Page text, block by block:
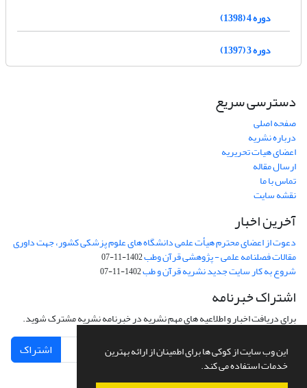
این وب سایت از کوکی ها برای اطمینان از ارائه بهترین
خدمات استفاده می کند.
دوره 4 (1398)
دوره 3 (1397)
دسترسی سریع
صفحه اصلی
درباره نشریه
اعضای هیات تحریریه
ارسال مقاله
تماس با ما
نقشه سایت
آخرین اخبار
دعوت از اعضای محترم هیأت علمی دانشگاه های علوم پزشکی کشور، جهت داوری
مقالات فصلنامه علمی - پژوهشی قرآن وطب1402-11-07
شروع به کار سایت جدید نشریه قرآن و طب1402-11-07
اشتراک خبرنامه
برای دریافت اخبار و اطلاعیه های مهم نشریه در خبرنامه نشریه مشترک شوید.
اشتراک